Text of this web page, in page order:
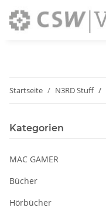
Startseite N3RD Stuff
Kategorien
MAC GAMER
Bücher
Hörbücher